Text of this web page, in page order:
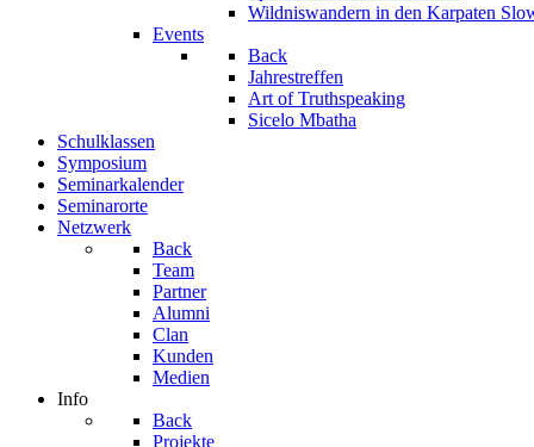
Wildniswandern in den Karpaten
Events
Back
Jahrestreffen
Art of Truthspeaking
Sicelo Mbatha
Schulklassen
Symposium
Seminarkalender
Seminarorte
Netzwerk
Back
Team
Partner
Alumni
Clan
Kunden
Medien
Info
Back
Projekte